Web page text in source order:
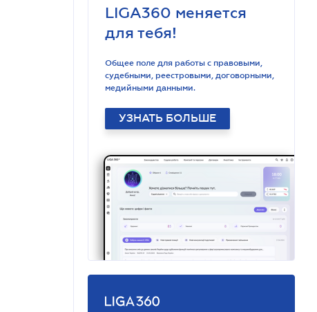
LIGA360 меняется
для тебя!
Общее поле для работы с правовыми,
судебными, реестровыми, договорными,
медийными данными.
УЗНАТЬ БОЛЬШЕ